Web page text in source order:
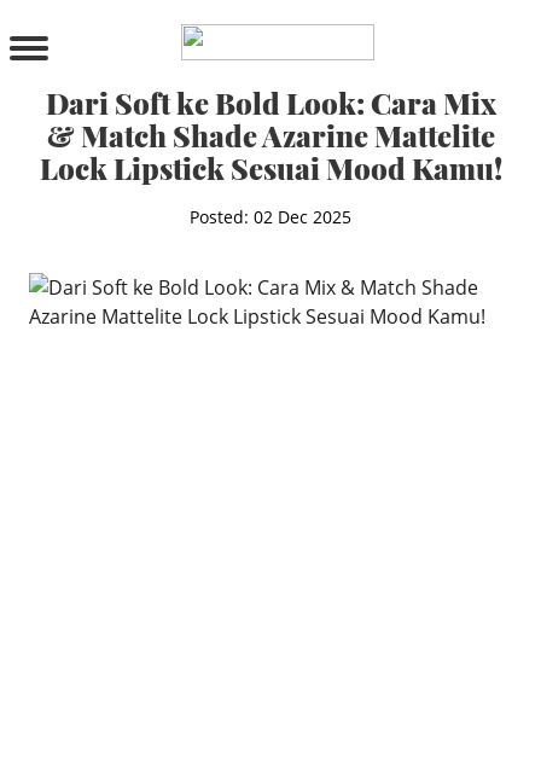
PRODUCTS
Cleanser
Toner
Serum & Treatment
Moisturizer
Sunscreen
Dari Soft ke Bold Look: Cara Mix
& Match Shade Azarine Mattelite
Lock Lipstick Sesuai Mood Kamu!
Posted: 02 Dec 2025